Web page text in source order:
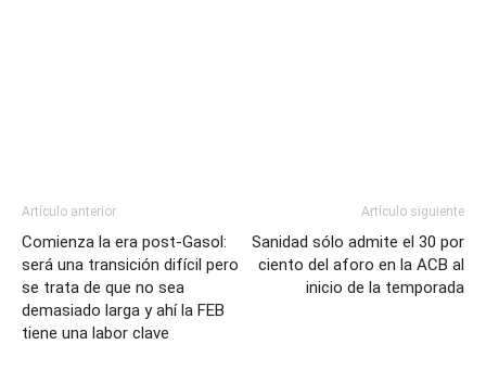
Artículo anterior
Comienza la era post-Gasol:
será una transición difícil pero
se trata de que no sea
demasiado larga y ahí la FEB
tiene una labor clave
Artículo siguiente
Sanidad sólo admite el 30 por
ciento del aforo en la ACB al
inicio de la temporada